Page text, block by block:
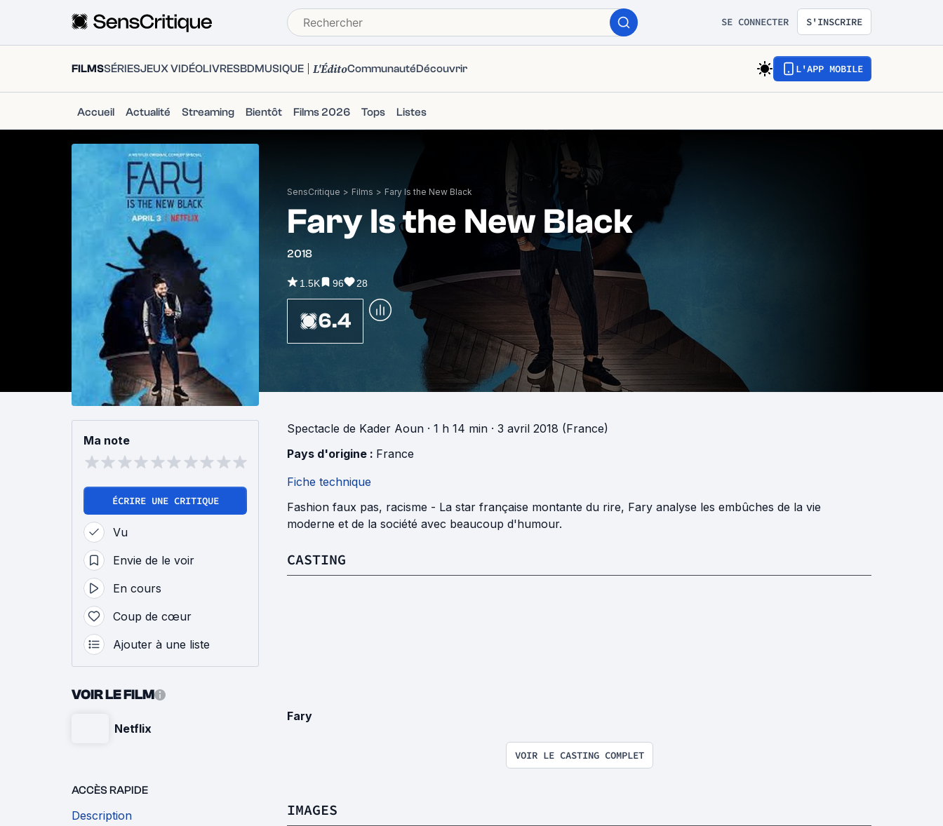
SE CONNECTER S'INSCRIRE
FILMSSÉRIESJEUX VIDÉOLIVRESBDMUSIQUE L'ÉditoCommunautéDécouvrir L'APP MOBILE
Accueil Actualité Streaming Bientôt Films 2026 Tops Listes
SensCritique > Films > Fary Is the New Black
Fary Is the New Black
2018
1.5K 96 28
6.4
Ma note
ÉCRIRE UNE CRITIQUE
Vu
Envie de le voir
En cours
Coup de cœur
Ajouter à une liste
VOIR LE FILM
Netflix
ACCÈS RAPIDE
Description
Spectacle de Kader Aoun · 1 h 14 min · 3 avril 2018 (France)
Pays d'origine : France
Fiche technique
Fashion faux pas, racisme - La star française montante du rire, Fary analyse les embûches de la vie
moderne et de la société avec beaucoup d'humour.
CASTING
Fary
VOIR LE CASTING COMPLET
IMAGES